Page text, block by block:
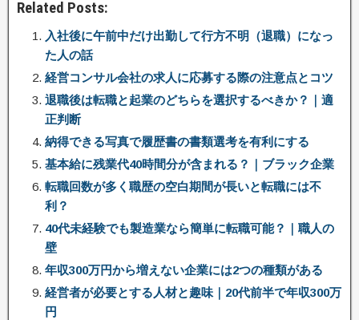
Related Posts:
入社後に午前中だけ出勤して行方不明（退職）になっ
た人の話
経営コンサル会社の求人に応募する際の注意点とコツ
退職後は転職と起業のどちらを選択するべきか？｜適
正判断
納得できる写真で履歴書の書類選考を有利にする
基本給に残業代40時間分が含まれる？｜ブラック企業
転職回数が多く職歴の空白期間が長いと転職には不
利？
40代未経験でも製造業なら簡単に転職可能？｜職人の
壁
年収300万円から増えない企業には2つの種類がある
経営者が必要とする人材と趣味｜20代前半で年収300万
円